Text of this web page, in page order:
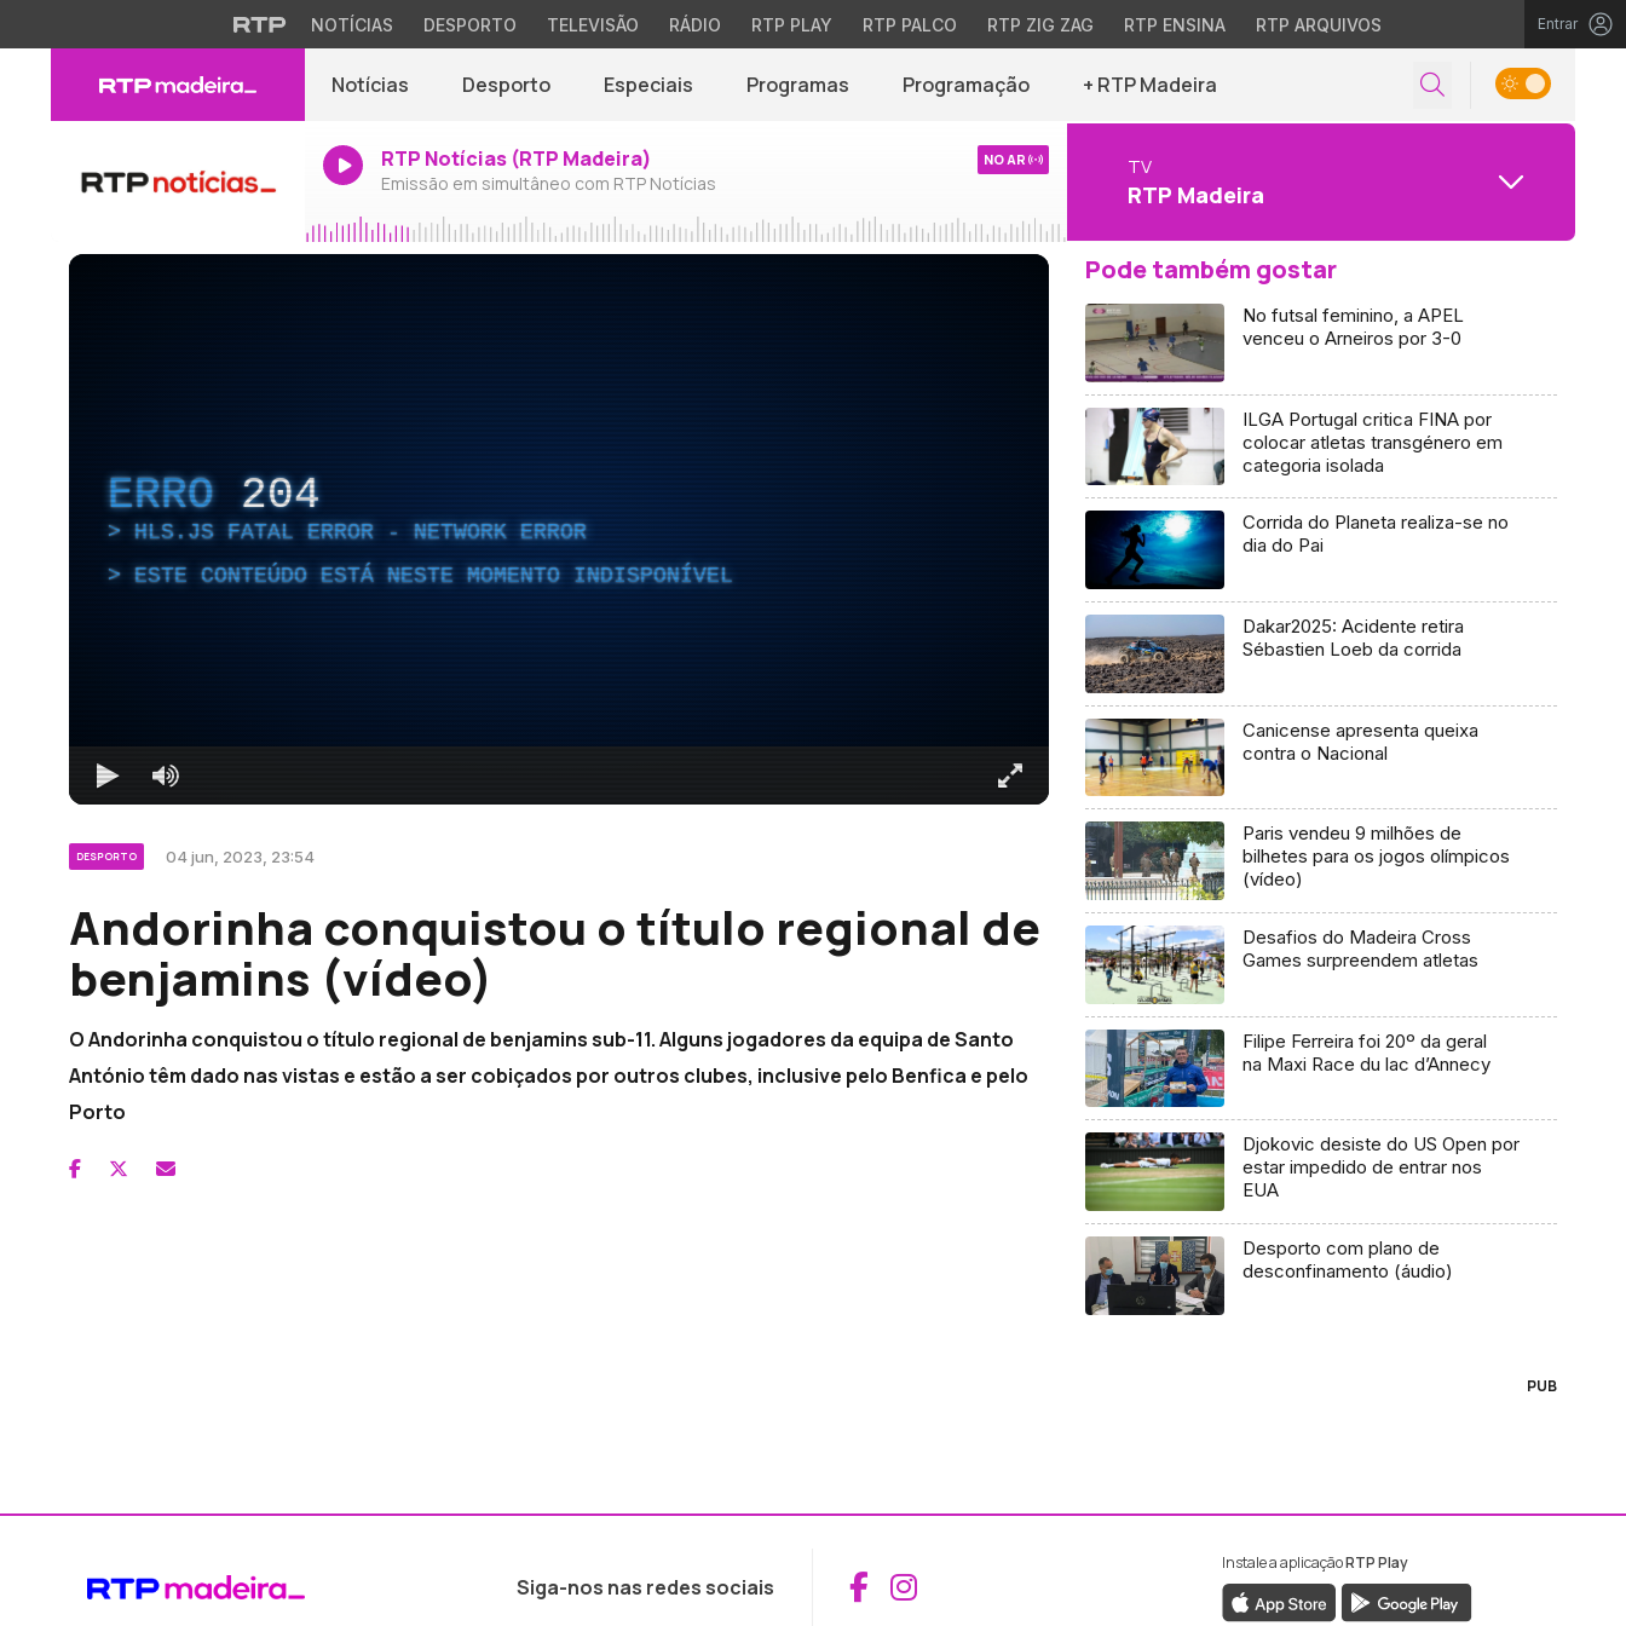
NOTÍCIAS DESPORTO TELEVISÃO RÁDIO RTP PLAY RTP PALCO RTP ZIG ZAG RTP ENSINA RTP ARQUIVOS Entrar
Notícias Desporto Especiais Programas Programação + RTP Madeira
RTP Notícias (RTP Madeira)
Emissão em simultâneo com RTP Notícias
NO AR TV
RTP Madeira
ERRO 204
HLS.JS FATAL ERROR - NETWORK ERROR
ESTE CONTEÚDO ESTÁ NESTE MOMENTO INDISPONÍVEL
DESPORTO 04 jun, 2023, 23:54
Andorinha conquistou o título regional de
benjamins (vídeo)
O Andorinha conquistou o título regional de benjamins sub-11. Alguns jogadores da equipa de Santo
António têm dado nas vistas e estão a ser cobiçados por outros clubes, inclusive pelo Benfica e pelo
Porto
Pode também gostar
No futsal feminino, a APEL
venceu o Arneiros por 3-0
ILGA Portugal critica FINA por
colocar atletas transgénero em
categoria isolada
Corrida do Planeta realiza-se no
dia do Pai
Dakar2025: Acidente retira
Sébastien Loeb da corrida
Canicense apresenta queixa
contra o Nacional
Paris vendeu 9 milhões de
bilhetes para os jogos olímpicos
(vídeo)
Desafios do Madeira Cross
Games surpreendem atletas
Filipe Ferreira foi 20º da geral
na Maxi Race du lac d’Annecy
Djokovic desiste do US Open por
estar impedido de entrar nos
EUA
Desporto com plano de
desconfinamento (áudio)
PUB
Siga-nos nas redes sociais Aceder ao Facebook da RTP Madeira
Aceder ao Instagram da RTP Madeira
Instale a aplicaçãoRTP Play